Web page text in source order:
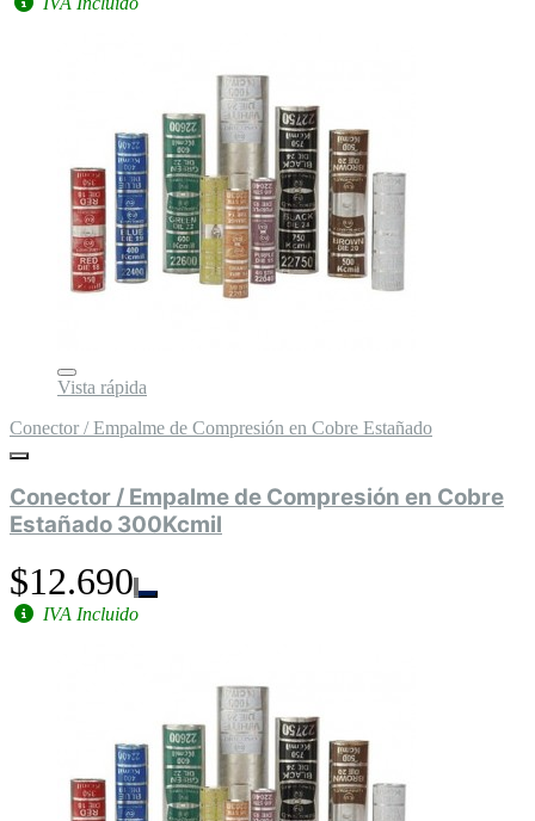
Vista rápida
Conector / Empalme de Compresión en Cobre Estañado
Conector / Empalme de Compresión en Cobre
Estañado 300Kcmil
$12.690
IVA Incluido